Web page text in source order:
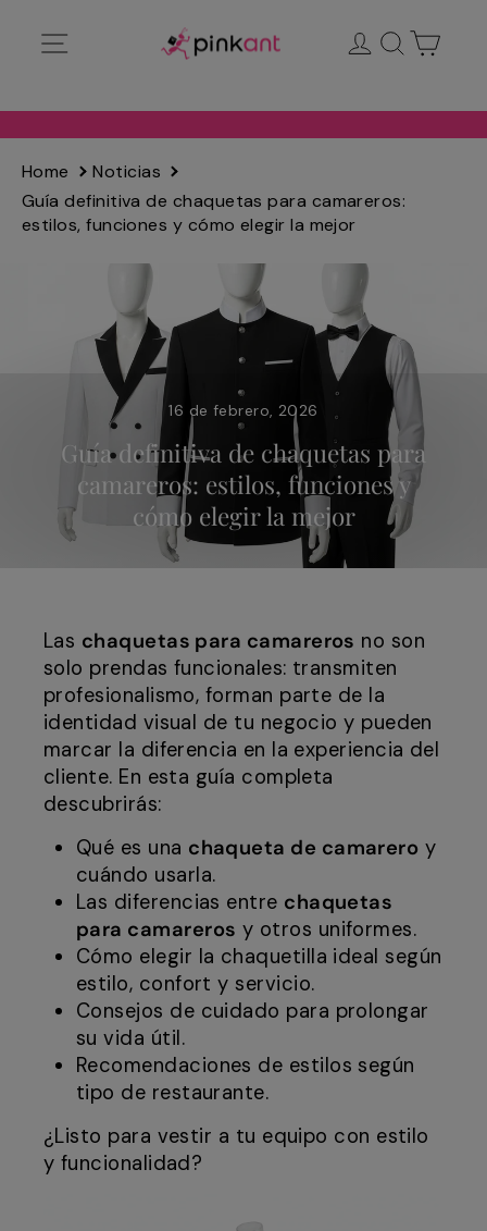
directamente
Ingresar
Buscar
Home
Noticias
Guía definitiva de chaquetas para camareros:
estilos, funciones y cómo elegir la mejor
16 de febrero, 2026
Guía definitiva de chaquetas para
camareros: estilos, funciones y
cómo elegir la mejor
Las chaquetas para camareros no son
solo prendas funcionales: transmiten
profesionalismo, forman parte de la
identidad visual de tu negocio y pueden
marcar la diferencia en la experiencia del
cliente. En esta guía completa
descubrirás:
Qué es una chaqueta de camarero y
cuándo usarla.
Las diferencias entre chaquetas
para camareros y otros uniformes.
Cómo elegir la chaquetilla ideal según
estilo, confort y servicio.
Consejos de cuidado para prolongar
su vida útil.
Recomendaciones de estilos según
tipo de restaurante.
¿Listo para vestir a tu equipo con estilo
y funcionalidad?